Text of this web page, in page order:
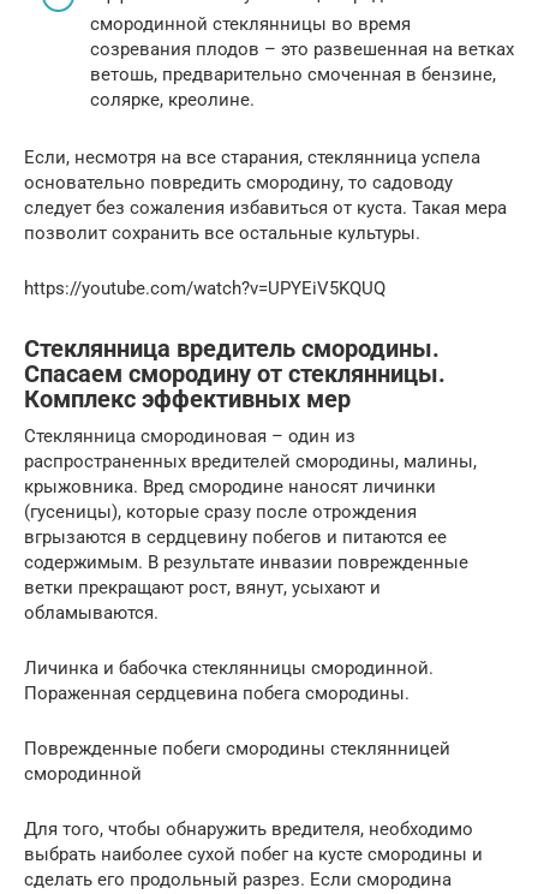
смородинной стеклянницы во время
созревания плодов – это развешенная на ветках
ветошь, предварительно смоченная в бензине,
солярке, креолине.
Если, несмотря на все старания, стеклянница успела
основательно повредить смородину, то садоводу
следует без сожаления избавиться от куста. Такая мера
позволит сохранить все остальные культуры.
https://youtube.com/watch?v=UPYEiV5KQUQ
Стеклянница вредитель смородины.
Спасаем смородину от стеклянницы.
Комплекс эффективных мер
Стеклянница смородиновая – один из
распространенных вредителей смородины, малины,
крыжовника. Вред смородине наносят личинки
(гусеницы), которые сразу после отрождения
вгрызаются в сердцевину побегов и питаются ее
содержимым. В результате инвазии поврежденные
ветки прекращают рост, вянут, усыхают и
обламываются.
Личинка и бабочка стеклянницы смородинной.
Пораженная сердцевина побега смородины.
Поврежденные побеги смородины стеклянницей
смородинной
Для того, чтобы обнаружить вредителя, необходимо
выбрать наиболее сухой побег на кусте смородины и
сделать его продольный разрез. Если смородина